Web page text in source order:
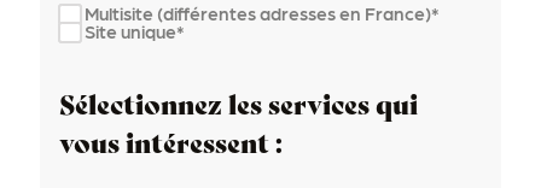
Multisite (différentes adresses en France)*
Site unique*
Sélectionnez les services qui
vous intéressent :